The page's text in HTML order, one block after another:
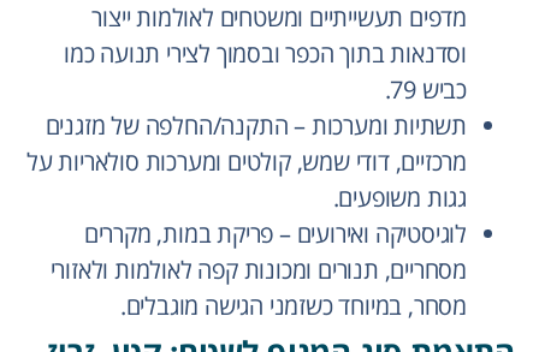
מדפים תעשייתיים ומשטחים לאולמות ייצור
וסדנאות בתוך הכפר ובסמוך לצירי תנועה כמו
כביש 79.
תשתיות ומערכות – התקנה/החלפה של מזגנים
מרכזיים, דודי שמש, קולטים ומערכות סולאריות על
גגות משופעים.
לוגיסטיקה ואירועים – פריקת במות, מקררים
מסחריים, תנורים ומכונות קפה לאולמות ולאזורי
מסחר, במיוחד כשזמני הגישה מוגבלים.